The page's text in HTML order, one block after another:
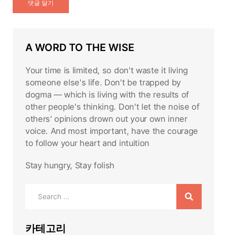
A WORD TO THE WISE
Your time is limited, so don't waste it living
someone else's life. Don't be trapped by
dogma — which is living with the results of
other people's thinking. Don't let the noise of
others' opinions drown out your own inner
voice. And most important, have the courage
to follow your heart and intuition
Stay hungry, Stay folish
카테고리